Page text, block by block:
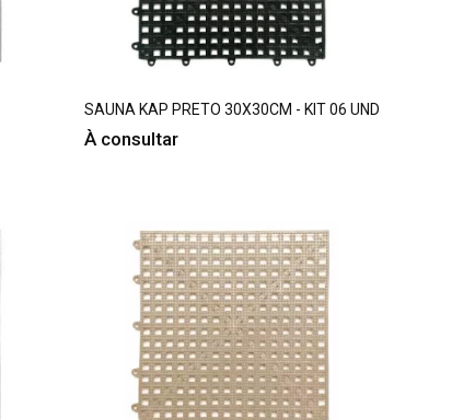
SAUNA KAP PRETO 30X30CM - KIT 06 UND
À consultar